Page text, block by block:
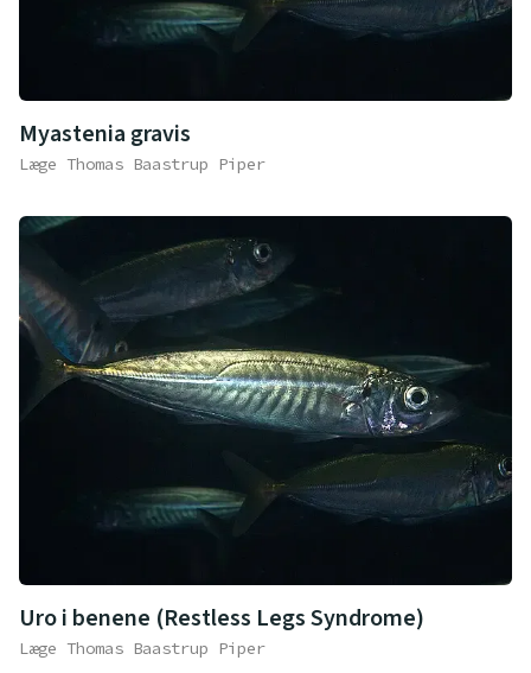
Myastenia gravis
Læge Thomas Baastrup Piper
Uro i benene (Restless Legs Syndrome)
Læge Thomas Baastrup Piper